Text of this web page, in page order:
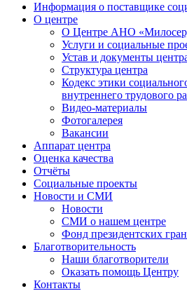
Информация о поставщике
О центре
О Центре АНО
Услуги и социальные
Устав и документы
Структура центра
Кодекс этики
внутреннего трудового
Видео-материалы
Фотогалерея
Вакансии
Аппарат центра
Оценка качества
Отчёты
Социальные проекты
Новости и СМИ
Новости
СМИ о нашем центре
Фонд президентских
Благотворительность
Наши благотворители
Оказать помощь Центру
Контакты